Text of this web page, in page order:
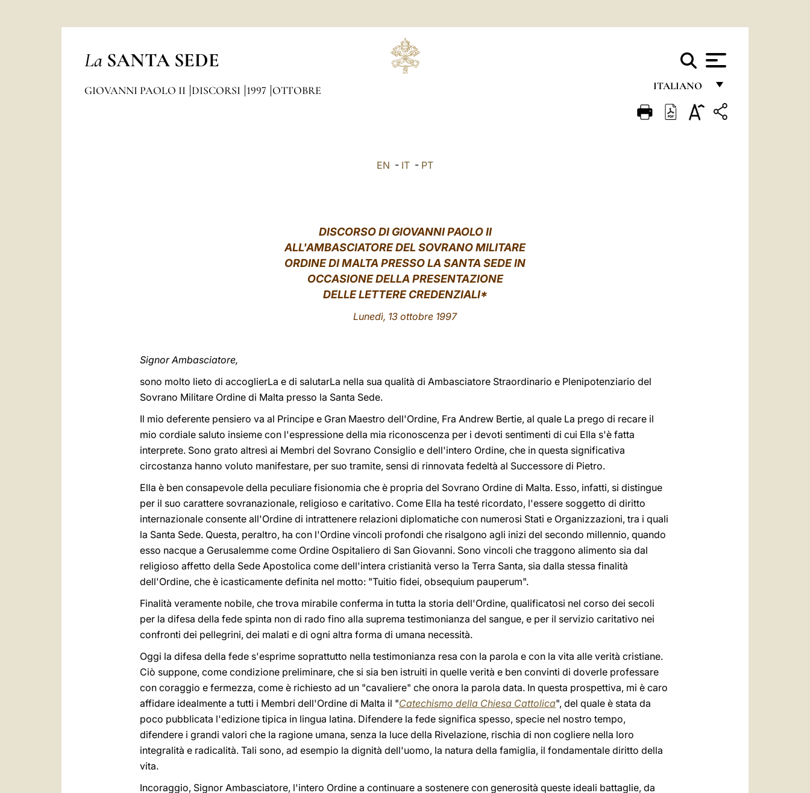
La SANTA SEDE
ITALIANO
FRANÇAIS
GIOVANNI PAOLO II DISCORSI 1997 OTTOBRE
EN - IT - PT
DISCORSO DI GIOVANNI PAOLO II
ALL'AMBASCIATORE DEL SOVRANO MILITARE
ORDINE DI MALTA PRESSO LA SANTA SEDE IN
OCCASIONE DELLA PRESENTAZIONE
DELLE LETTERE CREDENZIALI*
Lunedì, 13 ottobre 1997
Signor Ambasciatore,
sono molto lieto di accoglierLa e di salutarLa nella sua qualità di Ambasciatore Straordinario e Plenipotenziario del
Sovrano Militare Ordine di Malta presso la Santa Sede.
Il mio deferente pensiero va al Principe e Gran Maestro dell'Ordine, Fra Andrew Bertie, al quale La prego di recare il
mio cordiale saluto insieme con l'espressione della mia riconoscenza per i devoti sentimenti di cui Ella s'è fatta
interprete. Sono grato altresì ai Membri del Sovrano Consiglio e dell'intero Ordine, che in questa significativa
circostanza hanno voluto manifestare, per suo tramite, sensi di rinnovata fedeltà al Successore di Pietro.
Ella è ben consapevole della peculiare fisionomia che è propria del Sovrano Ordine di Malta. Esso, infatti, si distingue
per il suo carattere sovranazionale, religioso e caritativo. Come Ella ha testé ricordato, l'essere soggetto di diritto
internazionale consente all'Ordine di intrattenere relazioni diplomatiche con numerosi Stati e Organizzazioni, tra i quali
la Santa Sede. Questa, peraltro, ha con l'Ordine vincoli profondi che risalgono agli inizi del secondo millennio, quando
esso nacque a Gerusalemme come Ordine Ospitaliero di San Giovanni. Sono vincoli che traggono alimento sia dal
religioso affetto della Sede Apostolica come dell'intera cristianità verso la Terra Santa, sia dalla stessa finalità
dell'Ordine, che è icasticamente definita nel motto: "Tuitio fidei, obsequium pauperum".
Finalità veramente nobile, che trova mirabile conferma in tutta la storia dell'Ordine, qualificatosi nel corso dei secoli
per la difesa della fede spinta non di rado fino alla suprema testimonianza del sangue, e per il servizio caritativo nei
confronti dei pellegrini, dei malati e di ogni altra forma di umana necessità.
Oggi la difesa della fede s'esprime soprattutto nella testimonianza resa con la parola e con la vita alle verità cristiane.
Ciò suppone, come condizione preliminare, che si sia ben istruiti in quelle verità e ben convinti di doverle professare
con coraggio e fermezza, come è richiesto ad un "cavaliere" che onora la parola data. In questa prospettiva, mi è caro
affidare idealmente a tutti i Membri dell'Ordine di Malta il "Catechismo della Chiesa Cattolica", del quale è stata da
poco pubblicata l'edizione tipica in lingua latina. Difendere la fede significa spesso, specie nel nostro tempo,
difendere i grandi valori che la ragione umana, senza la luce della Rivelazione, rischia di non cogliere nella loro
integralità e radicalità. Tali sono, ad esempio la dignità dell'uomo, la natura della famiglia, il fondamentale diritto della
vita.
Incoraggio, Signor Ambasciatore, l'intero Ordine a continuare a sostenere con generosità queste ideali battaglie, da